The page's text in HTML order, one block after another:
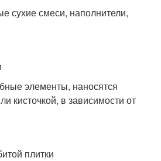
сухие смеси, наполнители,
элементы, наносятся
кисточкой, в зависимости от
плитки